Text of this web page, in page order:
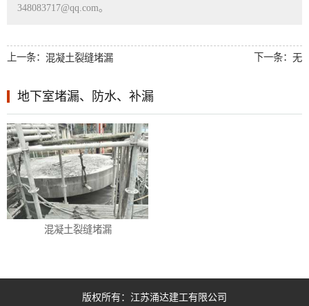
348083717@qq.com。
上一条： 混凝土裂缝堵漏 下一条： 无
地下室堵漏、防水、补漏
混凝土裂缝堵漏
版权所有：江苏涌达建工有限公司